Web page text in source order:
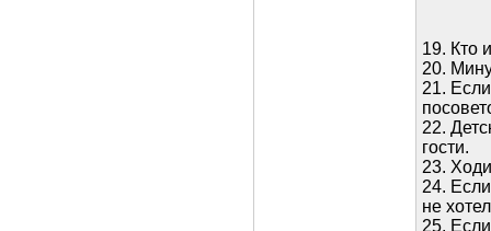
19. Кто
20.
21.
22.
гости.
23.
24.
не
25.